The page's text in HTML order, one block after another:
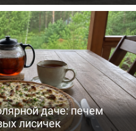
даче: печем
лисичек